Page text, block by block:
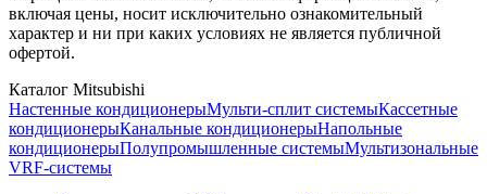
включая цены, носит исключительно ознакомительный
характер и ни при каких условиях не является публичной
офертой.
Каталог Mitsubishi
Настенные кондиционерыМульти-сплит системыКассетные
кондиционерыКанальные кондиционерыНапольные
кондиционерыПолупромышленные системыМультизональные
VRF-системы